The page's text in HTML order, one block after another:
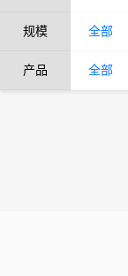
规模 全部
产品 全部